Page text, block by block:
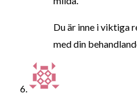
Du är inne i viktiga
med din